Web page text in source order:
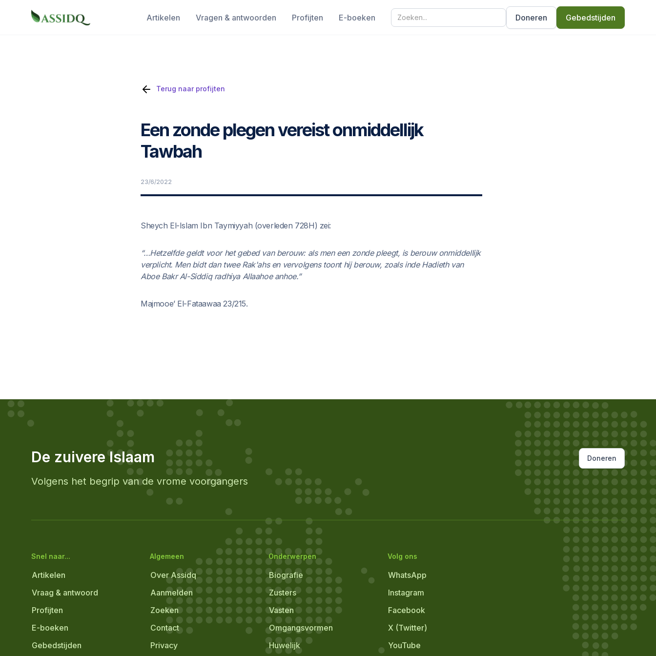
Artikelen Vragen & antwoorden Profijten E-boeken Doneren Gebedstijden
Terug naar profijten
Een zonde plegen vereist onmiddellijk
Tawbah
23/6/2022
Sheych El-Islam Ibn Taymiyyah (overleden 728H) zei:
“…Hetzelfde geldt voor het gebed van berouw: als men een zonde pleegt, is berouw onmiddellijk
verplicht. Men bidt dan twee Rak'ahs en vervolgens toont hij berouw, zoals inde Hadieth van
Aboe Bakr Al-Siddiq radhiya Allaahoe anhoe.”
Majmooe’ El-Fataawaa 23/215.
De zuivere Islaam
Volgens het begrip van de vrome voorgangers
Doneren
Snel naar...
Artikelen
Vraag & antwoord
Profijten
E-boeken
Gebedstijden
Algemeen
Over Assidq
Aanmelden
Zoeken
Contact
Privacy
Onderwerpen
Biografie
Zusters
Vasten
Omgangsvormen
Huwelijk
Volg ons
WhatsApp
Instagram
Facebook
X (Twitter)
YouTube